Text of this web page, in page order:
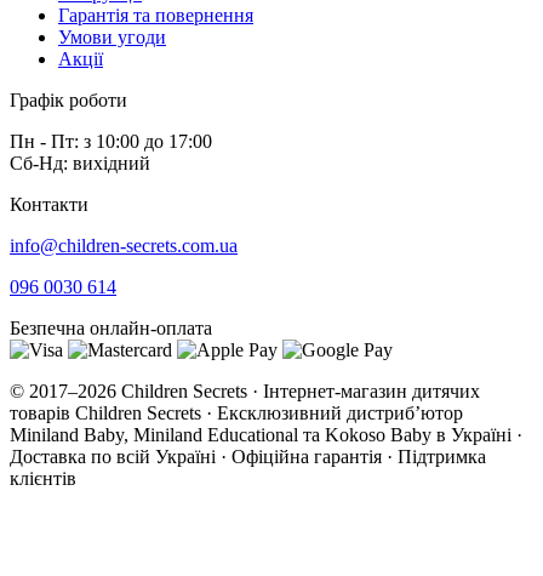
Гарантія та повернення
Умови угоди
Акції
Графік роботи
Пн - Пт: з 10:00 до 17:00
Сб-Нд: вихідний
Контакти
info@children-secrets.com.ua
096 0030 614
Безпечна онлайн-оплата
© 2017–2026 Children Secrets · Інтернет-магазин дитячих
товарів Children Secrets · Ексклюзивний дистриб’ютор
Miniland Baby, Miniland Educational та Kokoso Baby в Україні ·
Доставка по всій Україні · Офіційна гарантія · Підтримка
клієнтів